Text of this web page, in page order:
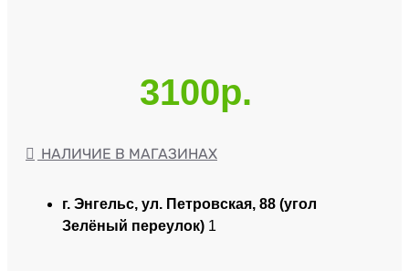
3100р.
НАЛИЧИЕ В МАГАЗИНАХ
г. Энгельс, ул. Петровская, 88 (угол
Зелёный переулок) 1